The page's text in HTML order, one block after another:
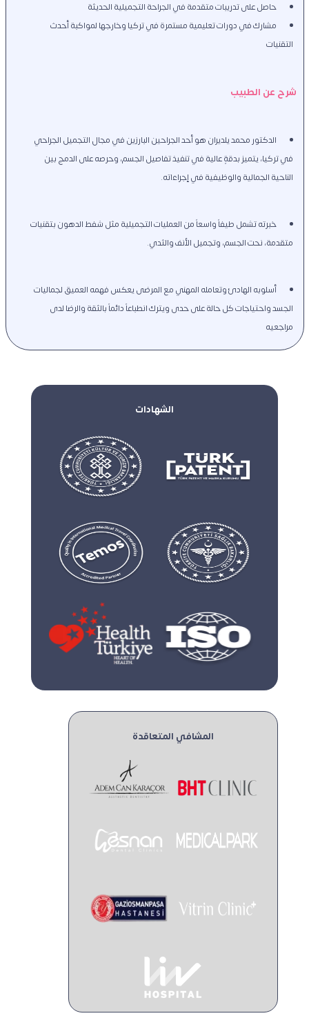
حاصل على تدريبات متقدمة في الجراحة التجميلية الحديثة
مشارك في دورات تعليمية مستمرة في تركيا وخارجها لمواكبة أحدث
التقنيات
شرح عن الطبيب
الدكتور محمد يلديران هو أحد الجراحين البارزين في مجال التجميل الجراحي
في تركيا، يتميز بدقةٍ عالية في تنفيذ تفاصيل الجسم، وحرصه على الدمج بين
الناحية الجمالية والوظيفية في إجراءاته.
خبرته تشمل طيفاً واسعاً من العمليات التجميلية مثل شفط الدهون بتقنيات
متقدمة، نحت الجسم، وتجميل الأنف والثدي.
أسلوبه الهادئ وتعامله المهني مع المرضى يعكس فهمه العميق لجماليات
الجسد واحتياجات كل حالة على حدى ويترك انطباعاً دائماً بالثقة والرضا لدى
مراجعيه
المشافي المتعاقدة
الشهادات